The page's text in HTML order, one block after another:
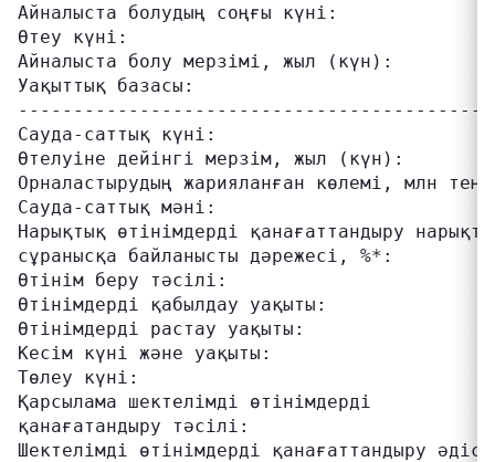
Айналыста болудың соңғы күні:
Өтеу күні:
Айналыста болу мерзімі, жыл (күн):
Уақыттық базасы:
Сауда-саттық күні:
Өтелуіне дейінгі мерзім, жыл (күн):
Орналастырудың жарияланған көлемі, млн
Сауда-саттық мәні:
Нарықтық өтінімдерді қанағаттандыру
сұранысқа байланысты дәрежесі, %*:
Өтінім беру тәсілі:
Өтінімдерді қабылдау уақыты:
Өтінімдерді растау уақыты:
Кесім күні және уақыты:
Төлеу күні:
Қарсылама шектелімді өтінімдерді
қанағатандыру тәсілі:
Шектелімді өтінімдерді қанағаттандыру